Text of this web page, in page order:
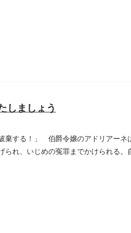
しましょう
棄する！」 伯爵令嬢のアドリアーネ
れ、いじめの冤罪までかけられる。